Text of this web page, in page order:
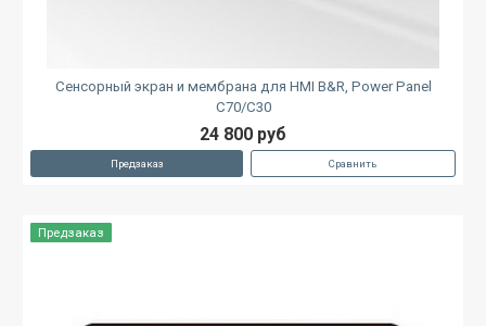
Сенсорный экран и мембрана для HMI B&R, Power Panel
C70/C30
24 800 руб
Предзаказ Сравнить
Предзаказ